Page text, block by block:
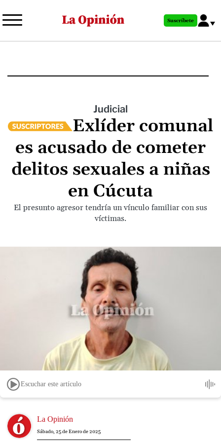
al
principal
Suscríbete
Judicial
Exlíder comunal
es acusado de cometer
delitos sexuales a niñas
en Cúcuta
El presunto agresor tendría un vínculo familiar con sus
víctimas.
Escuchar este artículo
Image La Opinión
Sábado, 25 de Enero de 2025